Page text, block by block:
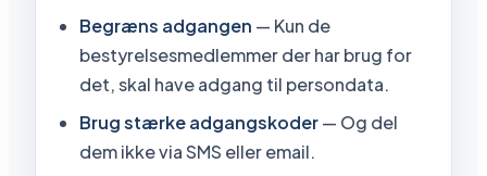
Begræns adgangen — Kun de
bestyrelsesmedlemmer der har brug for
det, skal have adgang til persondata.
Brug stærke adgangskoder— Og del
dem ikke via SMS eller email.